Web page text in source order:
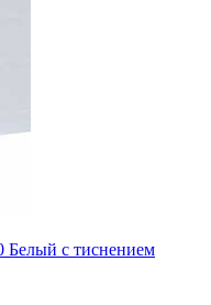
Белый с тиснением